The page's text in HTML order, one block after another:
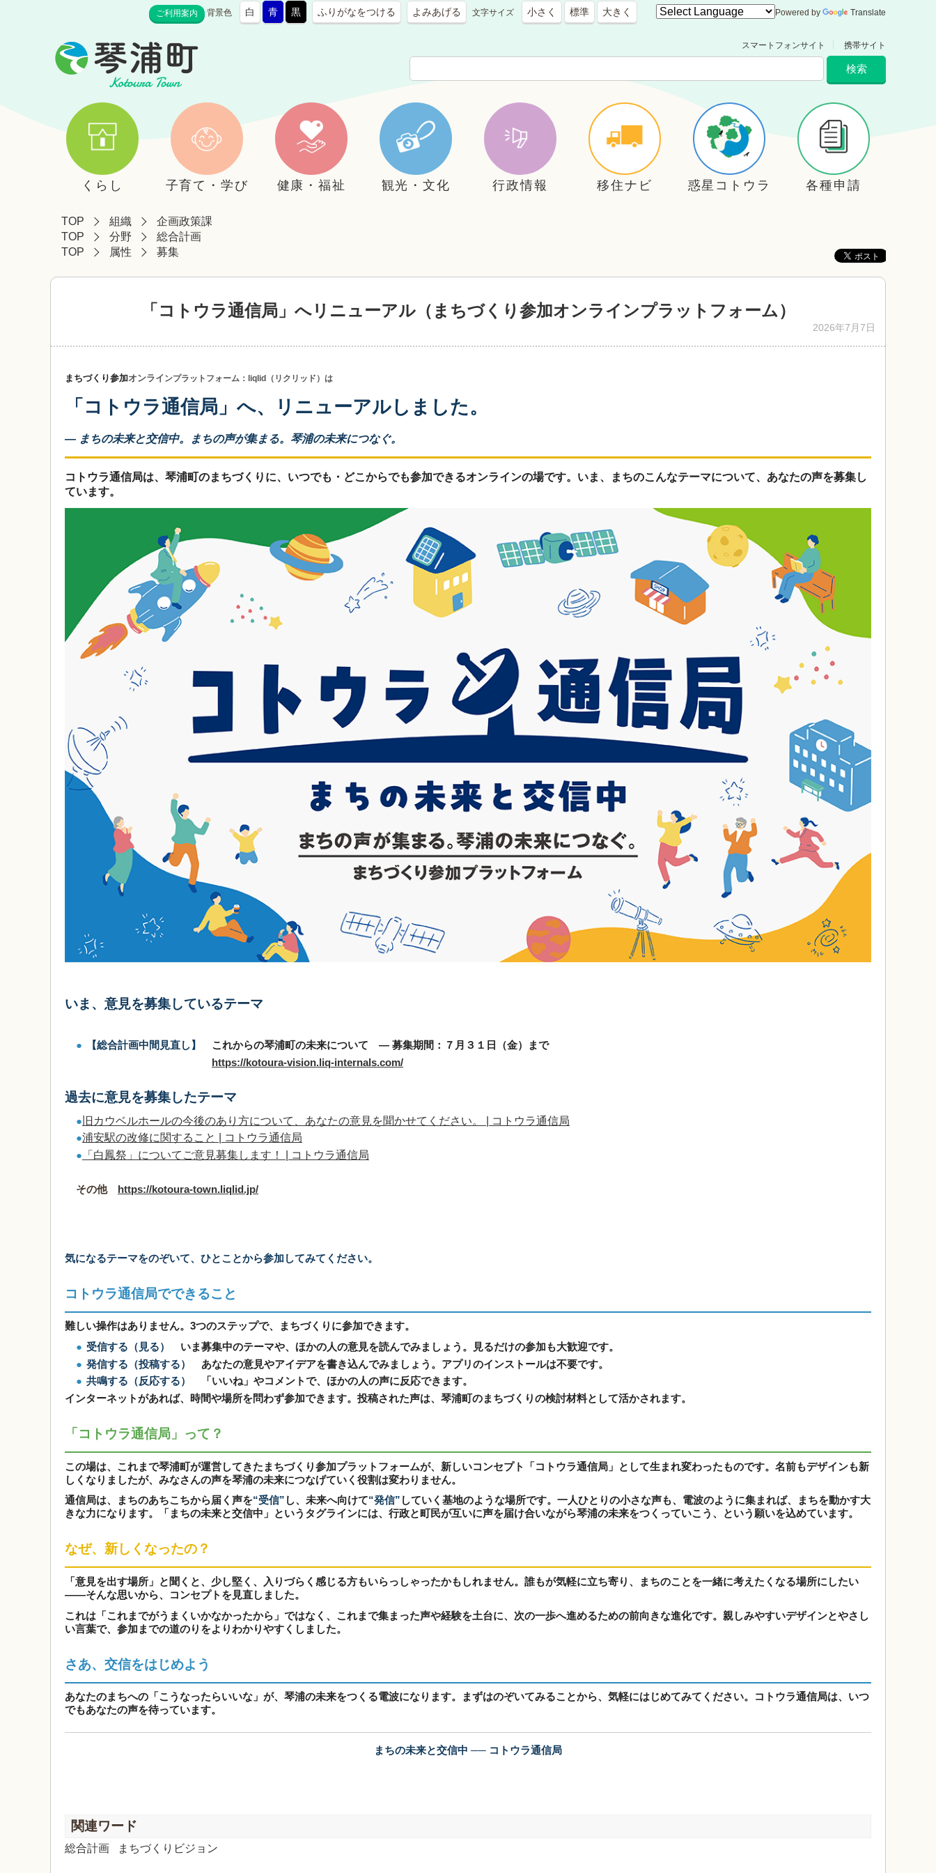
ご利用案内 背景色 白 青 黒 ふりがなをつける よみあげる 文字サイズ 小さく 標準 大きく Powered by Translate
スマートフォンサイト 携帯サイト
くらし 子育て・学び 健康・福祉 観光・文化 行政情報 移住ナビ 惑星コトウラ 各種申請
TOP 組織
企画政策課
TOP
分野
総合計画
TOP
属性 募集
「コトウラ通信局」へリニューアル（まちづくり参加オンラインプラットフォーム）
2026年7月7日
まちづくり参加オンライ ンプラットフォーム： liqlid（リクリッド）は
「コトウラ通信局」へ、リニューアルしました。
― まちの未来と交信中。まちの声が集まる。琴浦の未来につなぐ。
コトウラ通信局は、琴浦町のまちづくりに、いつでも・どこからでも参加できるオンラインの場です。いま、まちのこんなテーマについて、あなたの声を募集し
ています。
いま、意見を募集しているテーマ
● 【総合計画中間見直し】
これからの琴浦町の未来について ― 募集期間：７月３１日（金）まで
https://kotoura-vision.liq-internals.com/
過去に意見を募集したテーマ
● 旧カウベルホールの今後のあり方について、あなたの意見を聞かせてください。 | コトウラ通信局
●浦安駅の改修に関すること | コトウラ通信局
● 「白鳳祭」についてご意見募集します！ | コトウラ通信局
その他 https://kotoura-town.liqlid.jp/
気になるテーマをのぞいて、ひとことから参加してみてください。
コトウラ通信局でできること
難しい操作はありません。3つのステップで、まちづくりに参加できます。
● 受信する（見る）
いま募集中のテーマや、ほかの人の意見を読んでみましょう。見るだけの参加も大歓迎です。
● 発信する（投稿する）
あなたの意見やアイデアを書き込んでみましょう。アプリのインストールは不要です。
● 共鳴する（反応する）
「いいね」やコメントで、ほかの人の声に反応できます。
インターネットがあれば、時間や場所を問わず参加できます。投稿された声は、琴浦町のまちづくりの検討材料として活かされます。
「コトウラ通信局」って？
この場は、これまで琴浦町が運営してきたまちづくり参加プラットフォームが、新しいコンセプト「コトウラ通信局」として生まれ変わったものです。名前もデザインも新
しくなりましたが、みなさんの声を琴浦の未来につなげていく役割は変わりません。
通信局は、まちのあちこちから届く声を“受信” し、未来へ向けて“発信” していく基地のような場所です。一人ひとりの小さな声も、電波のように集まれば、まちを動かす大
きな力になります。「まちの未来と交信中」というタグラインには、行政と町民が互いに声を届け合いながら琴浦の未来をつくっていこう、という願いを込めています。
なぜ、新しくなったの？
「意見を出す場所」と聞くと、少し堅く、入りづらく感じる方もいらっしゃったかもしれません。誰もが気軽に立ち寄り、まちのことを一緒に考えたくなる場所にしたい
――そんな思いから、コンセプトを見直しました。
これは「これまでがうまくいかなかったから」ではなく、これまで集まった声や経験を土台に、次の一歩へ進めるための前向きな進化です。親しみやすいデザインとやさし
い言葉で、参加までの道のりをよりわかりやすくしました。
さあ、交信をはじめよう
あなたのまちへの「こうなったらいいな」が、琴浦の未来をつくる電波になります。まずはのぞいてみることから、気軽にはじめてみてください。コトウラ通信局は、いつ
でもあなたの声を待っています。
まちの未来と交信中 ── コトウラ通信局
関連ワード
総合計画 まちづくりビジョン